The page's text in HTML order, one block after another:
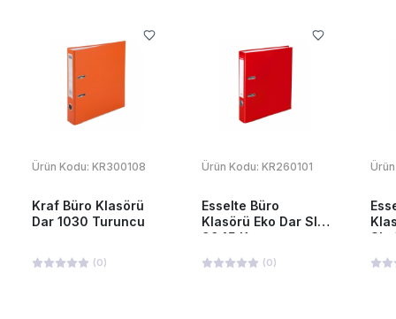
Ürün Kodu: KR300108
Kraf Büro Klasörü
Dar 1030 Turuncu
(0)
Ürün Kodu: KR260101
Esselte Büro
Klasörü Eko Dar Slt-
9945 Kırmızı
(0)
Slt-